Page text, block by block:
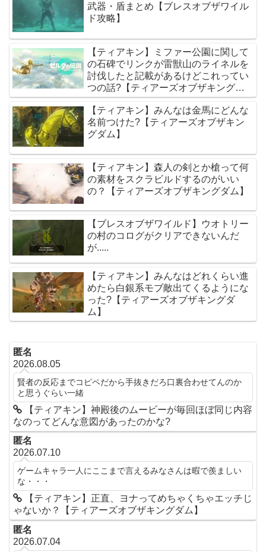
武器・盾まとめ【ブレスオブザワイル
ド攻略】
【ティアキン】ミファー公園に関して
の石碑でリンクが雷獣山のライネルを
討伐したと記載があるけどこれってい
つの話?【ティアーズオブザキングダ
ム】
【ティアキン】みんなは金馬にどんな
名前つけた?【ティアーズオブザキン
グダム】
【ティアキン】森人の剣とか槍って何
の素材をスクラビルドするのがいい
の？【ティアーズオブザキングダム】
【ブレスオブザワイルド】ウオトリー
の村のコログがクリアできないんだ
が.....
【ティアキン】みんなはどれくらい進
めたら白銀系モブ敵出てくるようにな
った?【ティアーズオブザキングダ
ム】
匿名
2026.08.05
賢者の反応までコピペだから手抜きだろ口裏合わせてんのか
と思うぐらい一緒
【ティアキン】神殿後のムービーが毎回ほぼ同じ内容
なのってどんな意図があったのかな?
匿名
2026.07.10
ゲームキャラ一人にここまで言えるみなさんは暇で羨ましい
な・・・
【ティアキン】正直、ヨナってめちゃくちゃエッチじ
ゃないか？【ティアーズオブザキングダム】
匿名
2026.07.04